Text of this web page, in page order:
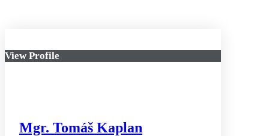
View Profile
Mgr. Tomáš Kaplan